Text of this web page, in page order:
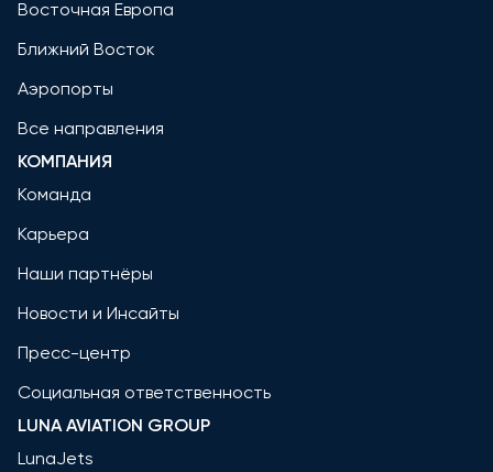
Восточная Европа
Ближний Восток
Аэропорты
Все направления
КОМПАНИЯ
Команда
Карьера
Наши партнёры
Новости и Инсайты
Пресс-центр
Социальная ответственность
LUNA AVIATION GROUP
LunaJets